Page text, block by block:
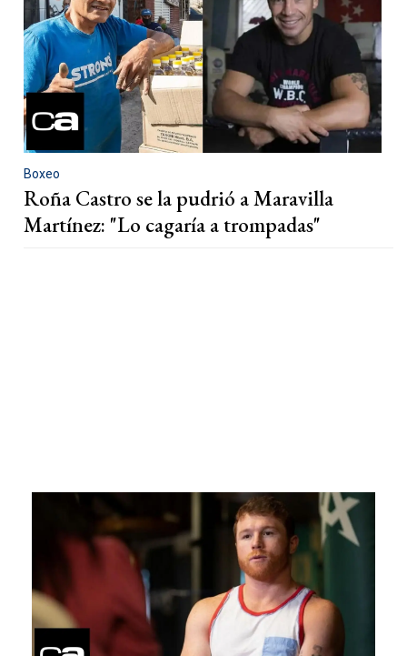
Boxeo
Roña Castro se la pudrió a Maravilla
Martínez: "Lo cagaría a trompadas"